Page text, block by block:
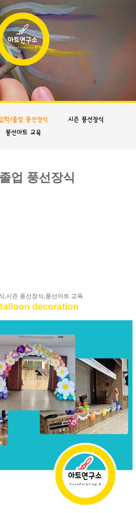
학/졸업 풍선장식
시즌 풍선장식
풍선아트 교육
업 풍선장식
,시즌 풍선장식,풍선아트 교육
decoration